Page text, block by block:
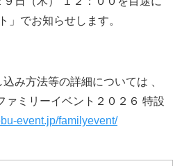
」でお知らせします。
み方法等の詳細については 、
ァミリーイベント２０２６ 特設
event.jp/familyevent/